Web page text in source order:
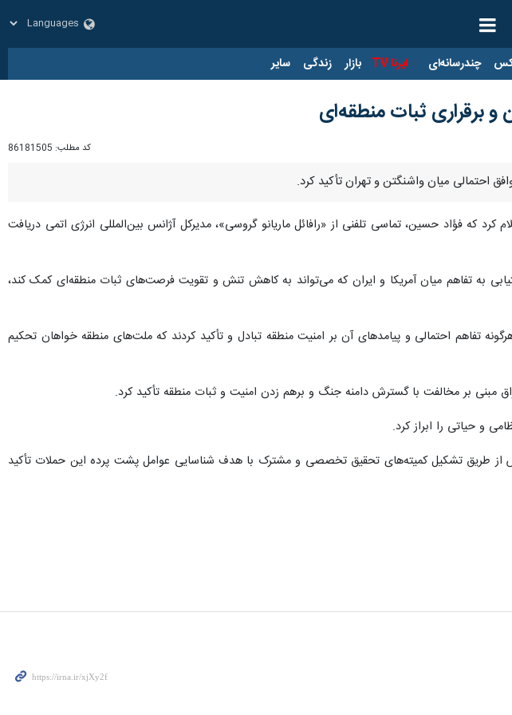
چندرسانه‌ای ایرنا TV بازار زندگی سایر
و برقراری ثبات منطقه‌ای
کد مطلب: 86181505
احتمالی میان واشنگتن و تهران تأکید کرد.
کرد که فؤاد حسین، تماسی تلفنی از «رافائل ماریانو گروسی»، مدیرکل آژانس بین‌المللی انرژی اتمی دریافت
به تفاهم میان آمریکا و ایران که می‌تواند به کاهش تنش و تقویت فرصت‌های ثبات منطقه‌ای کمک کند،
تفاهم احتمالی و پیامدهای آن بر امنیت منطقه تبادل و تأکید کردند که ملت‌های منطقه خواهان تحکیم
بر مخالفت با گسترش دامنه جنگ و برهم زدن امنیت و ثبات منطقه تأکید کرد.
و حیاتی را ابراز کرد.
از طریق تشکیل کمیته‌های تحقیق تخصصی و مشترک با هدف شناسایی عوامل پشت پرده این حملات تأکید